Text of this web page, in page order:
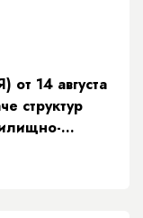
14 августа
структур